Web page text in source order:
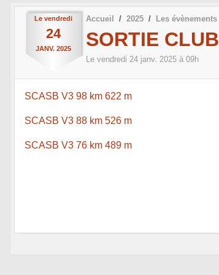
Le vendredi
24
JANV. 2025
Accueil 2025 Les évènements
SORTIE CLUB
Le vendredi 24 janv. 2025 à 09h
SCASB V3 98 km 622 m
SCASB V3 88 km 526 m
SCASB V3 76 km 489 m